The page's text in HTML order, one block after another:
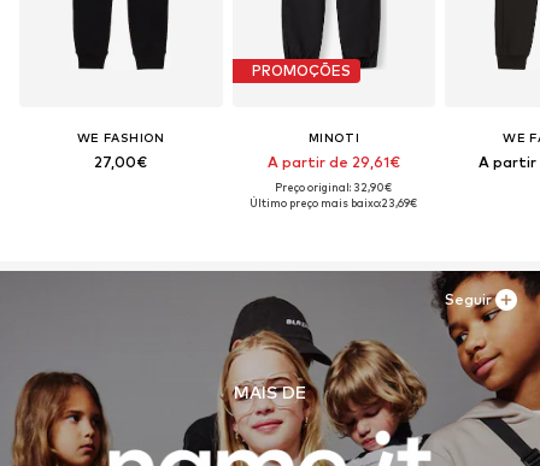
WE FASHION
27,00€
PROMOÇÕES
MINOTI
A partir de 29,61€
Preço original: 32,90€
Último preço mais baixo:23,69€
WE
A partir
MAIS DE
Seguir